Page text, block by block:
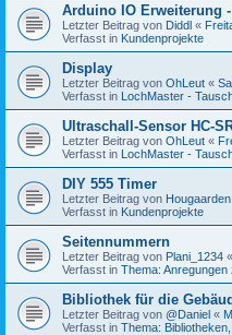
Arduino IO Erweiterung -
Letzter Beitrag von Diddl «
Verfasst in Kundenprojekte
Display
Letzter Beitrag von OhLeut «
Verfasst in LochMaster -
Ultraschall-Sensor HC-
Letzter Beitrag von OhLeut «
Verfasst in LochMaster -
DIY 555 Timer
Letzter Beitrag von Hougaarden
Verfasst in Kundenprojekte
Seitennummern
Letzter Beitrag von Plani_1234 «
Verfasst in Thema: Anregungen
Bibliothek für die
Letzter Beitrag von @Daniel «
Verfasst in Thema: